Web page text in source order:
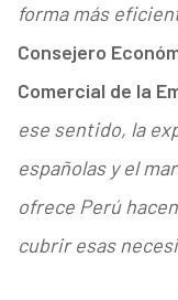
forma más
Consejero
Comercial de la
ese sentido, la
españolas y el
ofrece Perú
cubrir esas